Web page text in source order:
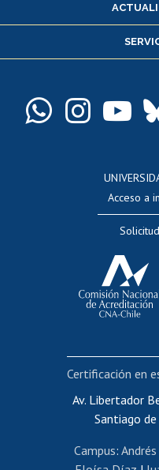
Pago de
Editar
Cursos
Portal de
Certificado
Editar
Acceso a
Av. Libertador
Santiago de
Campus:
Certificación en